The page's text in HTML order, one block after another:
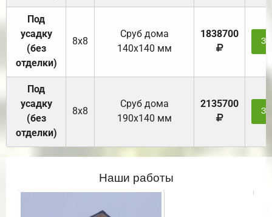
Под
усадку
(без
отделки)
8х8
Cруб дома
140х140 мм
1838700
Под
усадку
(без
отделки)
8х8
Cруб дома
190х140 мм
2135700
Наши работы